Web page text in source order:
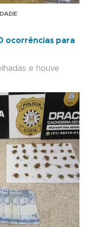
ocorrências para
e houve